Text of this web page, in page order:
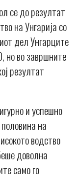
се до резултат
на Унгарија со
дел Унгарците
но во завршните
резултат
и успешно
на
водство
доволна
само го